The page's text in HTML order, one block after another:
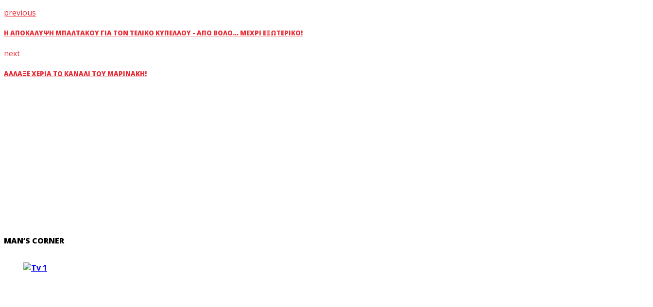
previous
Η ΑΠΟΚΆΛΥΨΗ ΜΠΑΛΤΆΚΟΥ ΓΙΑ ΤΟΝ ΤΕΛΙΚΌ ΚΥΠΈΛΛΟΥ - ΑΠΌ ΒΌΛΟ... ΜΈΧΡΙ ΕΞΩΤΕΡΙΚΌ!
next
ΆΛΛΑΞΕ ΧΈΡΙΑ ΤΟ ΚΑΝΆΛΙ ΤΟΥ ΜΑΡΙΝΆΚΗ!
MAN’S CORNER